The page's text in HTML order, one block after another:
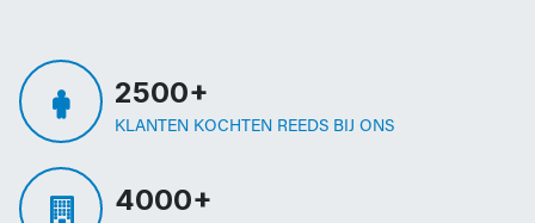
2500+
KLANTEN KOCHTEN REEDS BIJ ONS
4000+